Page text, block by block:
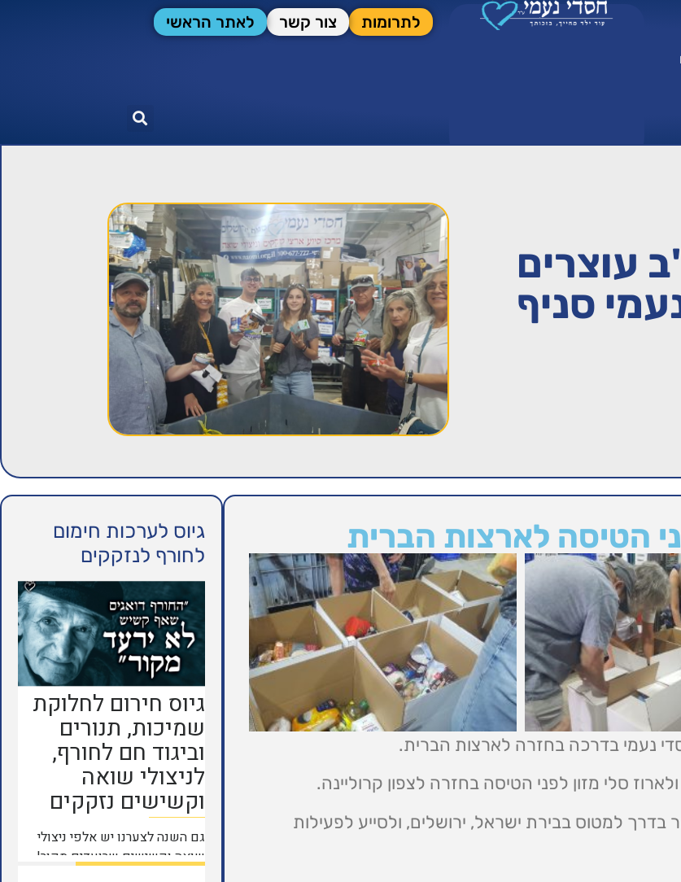
לתרומות צור קשר לאתר הראשי
עוצרים
סניף
הטיסה לארצות הברית
נעמי בדרכה בחזרה לארצות הברית.
סלי מזון לפני הטיסה בחזרה לצפון קרוליינה.
למטוס בבירת ישראל, ירושלים, ולסייע לפעילות
גיוס לערכות חימום
לחורף לנזקקים